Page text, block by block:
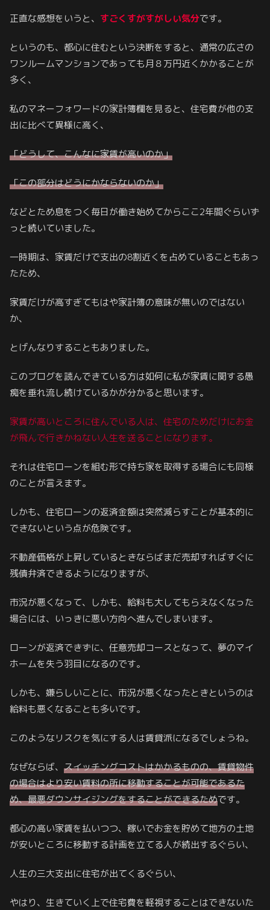
正直な感想をいうと、 すごくすがすがしい気分です。
というのも、都心に住むという決断をすると、通常の広さの
ワンルームマンションであっても月８万円近くかかることが
多く、
私のマネーフォワードの家計簿欄を見ると、住宅費が他の支
出に比べて異様に高く、
「どうして、こんなに家賃が高いのか」
「この部分はどうにかならないのか」
などとため息をつく毎日が働き始めてからここ2年間ぐらいず
っと続いていました。
一時期は、家賃だけで支出の8割近くを占めていることもあっ
たため、
家賃だけが高すぎてもはや家計簿の意味が無いのではない
か、
とげんなりすることもありました。
このブログを読んできている方は如何に私が家賃に関する愚
痴を垂れ流し続けているかが分かると思います。
家賃が高いところに住んでいる人は、住宅のためだけにお金
が飛んで行きかねない人生を送ることになります。
それは住宅ローンを組む形で持ち家を取得する場合にも同様
のことが言えます。
しかも、住宅ローンの返済金額は突然減らすことが基本的に
できないという点が危険です。
不動産価格が上昇しているときならばまだ売却すればすぐに
残債弁済できるようになりますが、
市況が悪くなって、しかも、給料も大してもらえなくなった
場合には、いっきに悪い方向へ進んでしまいます。
ローンが返済できずに、任意売却コースとなって、夢のマイ
ホームを失う羽目になるのです。
しかも、嫌らしいことに、市況が悪くなったときというのは
給料も悪くなることも多いです。
このようなリスクを気にする人は賃貸派になるでしょうね。
なぜならば、 スイッチングコストはかかるものの、賃貸物件
の場合はより安い賃料の所に移動することが可能であるた
め、最悪ダウンサイジングをすることができるためです。
都心の高い家賃を払いつつ、稼いでお金を貯めて地方の土地
が安いところに移動する計画を立てる人が続出するぐらい、
人生の三大支出に住宅が出てくるぐらい、
やはり、生きていく上で住宅費を軽視することはできないた